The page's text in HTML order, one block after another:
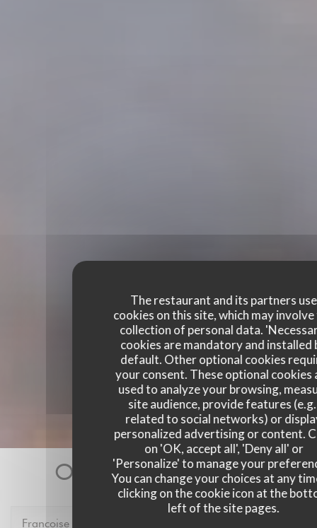
The restaurant and its partners use
cookies on this site, which may
collection of personal data.
cookies are mandatory and installed
default. Other optional cookies
your consent. These optional cookies
used to analyze your browsing,
site audience, provide features
related to social networks) or
personalized advertising or content.
on 'OK, accept all', 'Deny all' or
'Personalize' to manage your
You can change your choices at any
clicking on the cookie icon at the
left of the site pages.
Our customer ratings
Francoise